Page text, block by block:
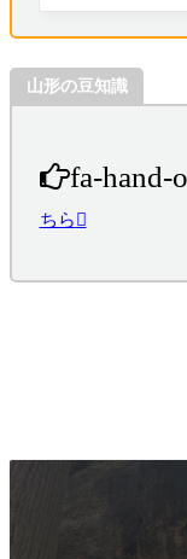
山形の豆知識
fa-hand-
ちら